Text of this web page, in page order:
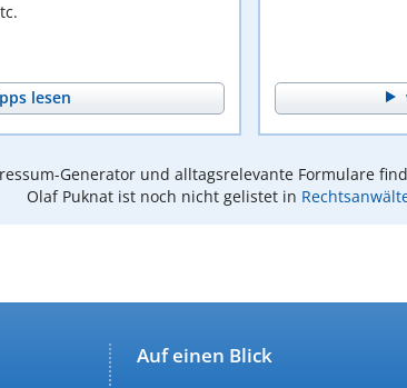
lesen
Generator und alltagsrelevante Formulare
Olaf Puknat ist noch nicht gelistet in
Auf einen Blick